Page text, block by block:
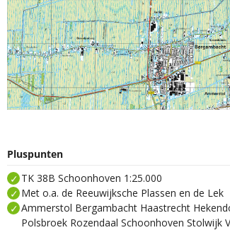
Pluspunten
TK 38B Schoonhoven 1:25.000
Met o.a. de Reeuwijksche Plassen en de Lek
Ammerstol Bergambacht Haastrecht
Polsbroek Rozendaal Schoonhoven Stolwijk